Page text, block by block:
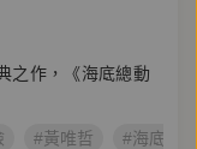
之作，《海底總動
#黃唯哲 #海底兩